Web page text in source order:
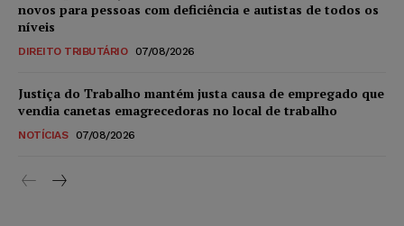
novos para pessoas com deficiência e autistas de todos os
níveis
DIREITO TRIBUTÁRIO 07/08/2026
Justiça do Trabalho mantém justa causa de empregado que
vendia canetas emagrecedoras no local de trabalho
NOTÍCIAS 07/08/2026